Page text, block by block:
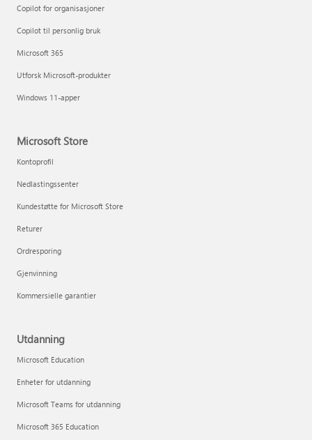
Copilot for organisasjoner
Copilot til personlig bruk
Microsoft 365
Utforsk Microsoft-produkter
Windows 11-apper
Microsoft Store
Kontoprofil
Nedlastingssenter
Kundestøtte for Microsoft Store
Returer
Ordresporing
Gjenvinning
Kommersielle garantier
Utdanning
Microsoft Education
Enheter for utdanning
Microsoft Teams for utdanning
Microsoft 365 Education